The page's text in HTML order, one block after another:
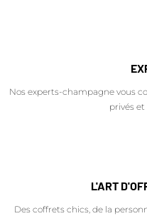
Nos experts-champagne vous
privés et
L'ART
Des coffrets chics, de la